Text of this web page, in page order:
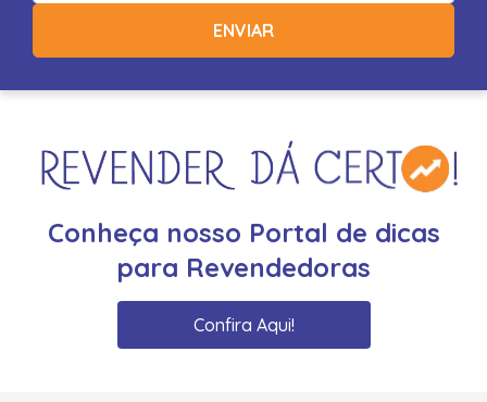
ENVIAR
Conheça nosso Portal de dicas
para Revendedoras
Confira Aqui!